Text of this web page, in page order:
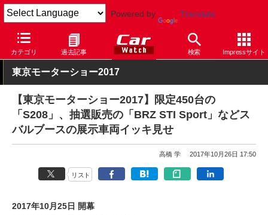
Powered by Translate
カテゴリ 過去記事 検索 Impressサイト
Car Watch イベント 東京モーターショー 2017
東京モーターショー2017
【東京モーターショー2017】限定450台の
「S208」、抽選販売の「BRZ STI Sport」などス
バルブースの展示車両イッキ見せ
高橋 学 2017年10月26日 17:50
リスト
2017年10月25日 開幕